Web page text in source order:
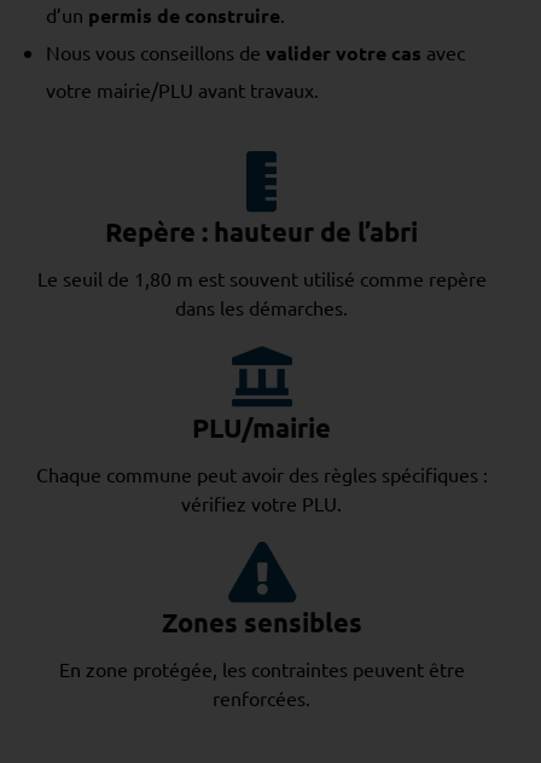
d’un permis de construire.
Nous vous conseillons de valider votre cas avec
votre mairie/PLU avant travaux.
Repère : hauteur de l’abri
Le seuil de 1,80 m est souvent utilisé comme repère
dans les démarches.
PLU/mairie
Chaque commune peut avoir des règles spécifiques :
vérifiez votre PLU.
Zones sensibles
En zone protégée, les contraintes peuvent être
renforcées.